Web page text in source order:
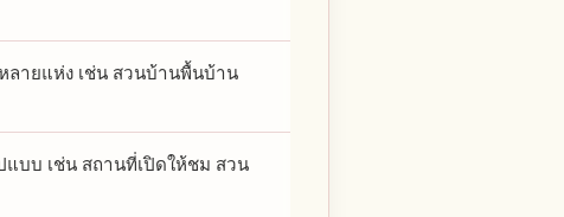
ลายแห่ง เช่น สวนบ้านพื้นบ้าน
บบ เช่น สถานที่เปิดให้ชม สวน